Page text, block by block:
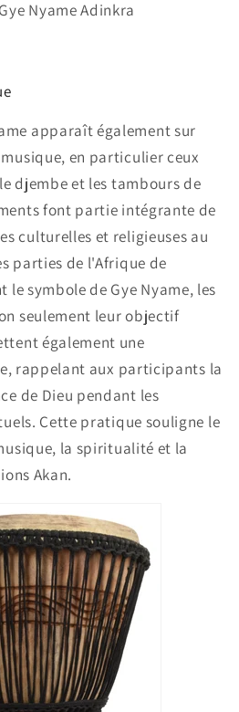
Nyame Adinkra
apparaît également sur
en particulier ceux
djembe et les tambours de
font partie intégrante de
culturelles et religieuses au
parties de l'Afrique de
symbole de Gye Nyame, les
seulement leur objectif
également une
rappelant aux participants la
de Dieu pendant les
Cette pratique souligne le
la spiritualité et la
Akan.